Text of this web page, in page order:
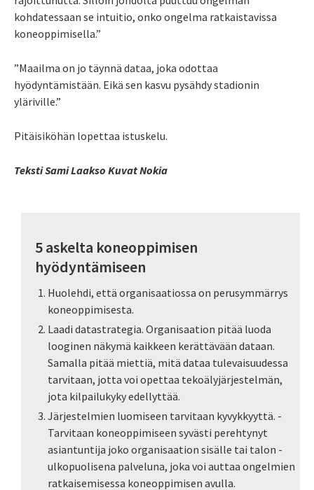
kohdatessaan se intuitio, onko ongelma ratkaistavissa
koneoppimisella.”
”Maailma on jo täynnä dataa, joka odottaa
hyödyntämistään. Eikä sen kasvu pysähdy stadionin
yläriville.”
Pitäisiköhän lopettaa istuskelu.
Teksti Sami Laakso Kuvat Nokia
5 askelta koneoppimisen
hyödyntämiseen
Huolehdi, että organisaatiossa on perusymmärrys
koneoppimisesta.
Laadi datastrategia. Organisaation pitää luoda
looginen näkymä kaikkeen kerättävään dataan.
Samalla pitää miettiä, mitä dataa tulevaisuudessa
tarvitaan, jotta voi opettaa tekoäly­järjestelmän,
jota kilpailu­kyky edellyttää.
Järjestelmien luomiseen tarvitaan kyvykkyyttä. ­
Tarvitaan koneoppimiseen syvästi perehtynyt
asiantuntija joko organisaation sisälle tai talon ­
ulkopuolisena palveluna, joka voi auttaa ongelmien
ratkaisemisessa koneoppimisen avulla.